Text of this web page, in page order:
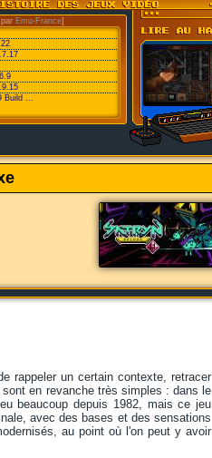
Emu-France]
Build ...
rappeler un certain contexte, retracer
en revanche très simples : dans le
beaucoup depuis 1982, mais ce jeu
avec des bases et des sensations
au point où l'on peut y avoir